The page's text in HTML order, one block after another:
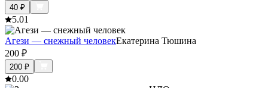
40 ₽
5.01
Агези — снежный человекЕкатерина Тюшина
200 ₽
200 ₽
0.00